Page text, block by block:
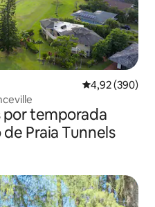
4,92 de uma
4,92 (390)
por temporada
Praia Tunnels